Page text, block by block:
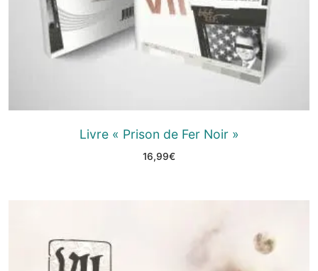
Livre « Prison de Fer Noir »
16,99€